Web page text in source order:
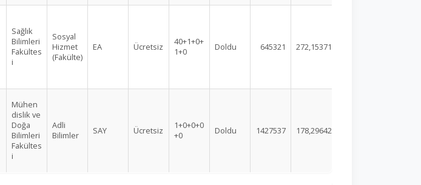
Sağlık
Bilimleri
Fakültes
i
Sosyal
Hizmet
(Fakülte)
EA Ücretsiz
40+1+0+
1+0
Doldu 645321 272,15371
Mühen
dislik ve
Doğa
Bilimleri
Fakültes
i
Adli
Bilimler
SAY Ücretsiz
1+0+0+0
+0
Doldu 1427537 178,29642